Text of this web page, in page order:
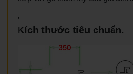
Kích thước tiêu chuẩn.